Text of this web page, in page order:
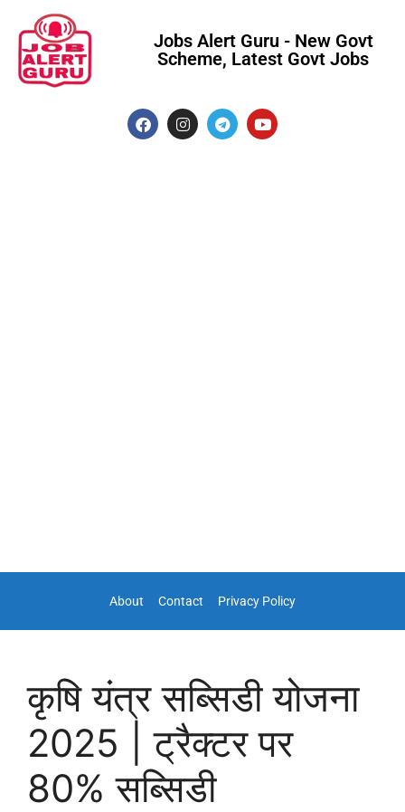
Jobs Alert Guru - New Govt
Scheme, Latest Govt Jobs
About Contact Privacy Policy
कृषि यंत्र सब्सिडी योजना
2025 | ट्रैक्टर पर
80% सब्सिडी